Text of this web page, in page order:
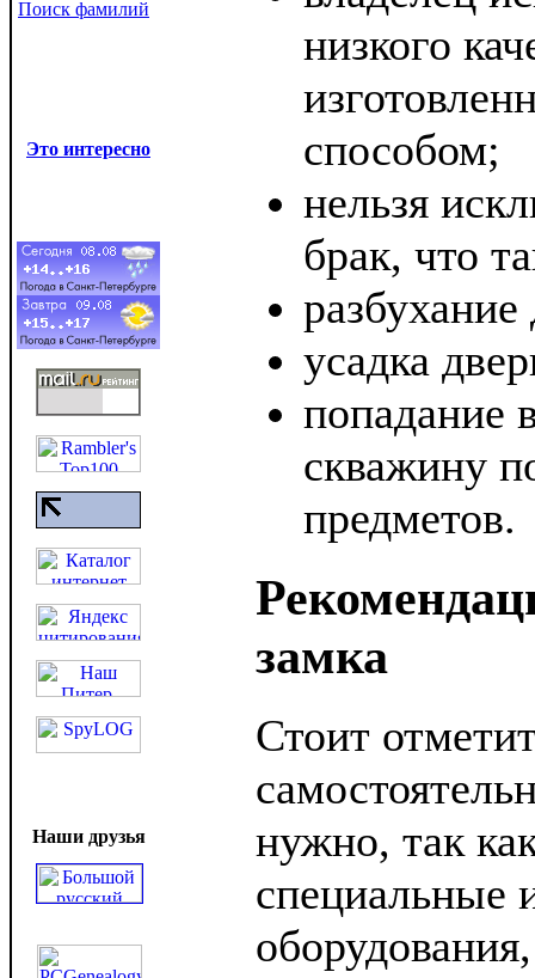
Поиск фамилий
Это интересно
Наши друзья
низкого
способом;
нельзя
брак, что
усадка
попадание
скважину
предметов.
замка
Стоит
нужно, так
специальные